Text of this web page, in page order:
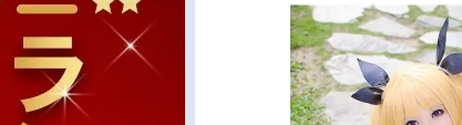
アニメ記事一覧
声優記事一覧